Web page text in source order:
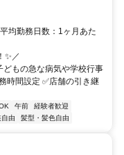
均勤務日数：1ヶ月あた
✨／
急な病気や学校行事
時間設定 ✅店舗の引き継
午前
経験者歓迎
自由 髪型・髪色自由